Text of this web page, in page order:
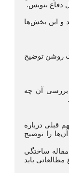
دفاع بنویس.